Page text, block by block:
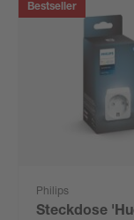
Bestseller
Philips
Steckdose